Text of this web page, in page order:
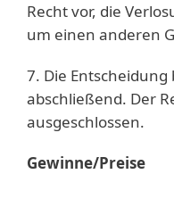
Recht vor, die
um einen anderen
7. Die
abschließend. Der
ausgeschlossen.
Gewinne/Preise